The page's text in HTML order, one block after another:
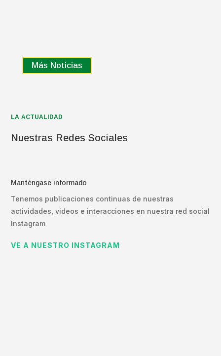
Más Noticias
LA ACTUALIDAD
Nuestras Redes Sociales
Manténgase informado
Tenemos publicaciones continuas de nuestras
actividades, videos e interacciones en nuestra red social
Instagram
VE A NUESTRO INSTAGRAM